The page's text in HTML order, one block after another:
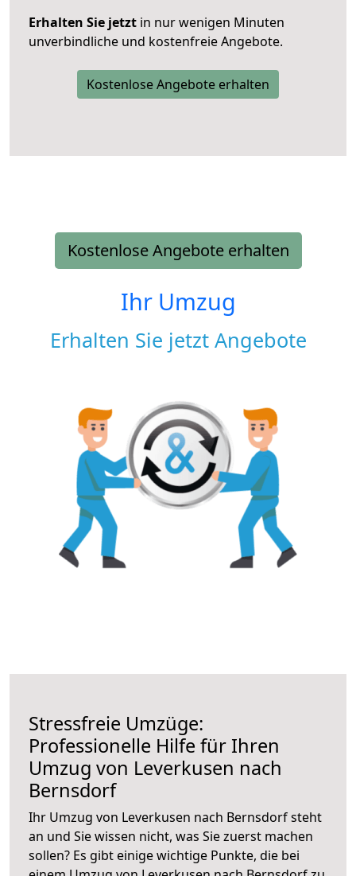
Erhalten Sie jetzt in nur wenigen Minuten
unverbindliche und kostenfreie Angebote.
Kostenlose Angebote erhalten
Kostenlose Angebote erhalten
Ihr Umzug
Erhalten Sie jetzt Angebote
Stressfreie Umzüge:
Professionelle Hilfe für Ihren
Umzug von Leverkusen nach
Bernsdorf
Ihr Umzug von Leverkusen nach Bernsdorf steht
an und Sie wissen nicht, was Sie zuerst machen
sollen? Es gibt einige wichtige Punkte, die bei